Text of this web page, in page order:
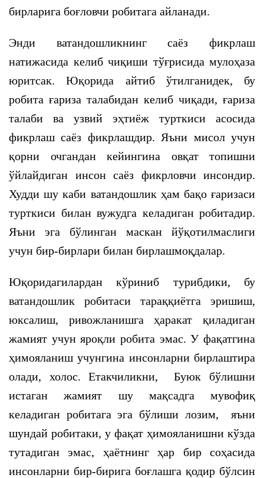
бирларига боғловчи робитага айланади.
Энди ватандошликнинг саёз фикрлаш
натижасида келиб чиқиши тўғрисида мулоҳаза
юритсак. Юқорида айтиб ўтилганидек, бу
робита ғариза талабидан келиб чиқади, ғариза
талаби ва узвий эҳтиёж турткиси асосида
фикрлаш саёз фикрлашдир. Яъни мисол учун
қорни очгандан кейингина овқат топишни
ўйлайдиган инсон саёз фикрловчи инсондир.
Худди шу каби ватандошлик ҳам бақо ғаризаси
турткиси билан вужудга келадиган робитадир.
Яъни эга бўлинган маскан йўқотилмаслиги
учун бир-бирлари билан бирлашмоқдалар.
Юқоридагилардан кўриниб турибдики, бу
ватандошлик робитаси тараққиётга эришиш,
юксалиш, ривожланишга ҳаракат қиладиган
жамият учун яроқли робита эмас. У фақатгина
ҳимояланиш учунгина инсонларни бирлаштира
олади, холос. Етакчиликни, Буюк бўлишни
истаган жамият шу мақсадга мувофиқ
келадиган робитага эга бўлиши лозим, яъни
шундай робитаки, у фақат ҳимояланишни кўзда
тутадиган эмас, ҳаётнинг ҳар бир соҳасида
инсонларни бир-бирига боғлашга қодир бўлсин